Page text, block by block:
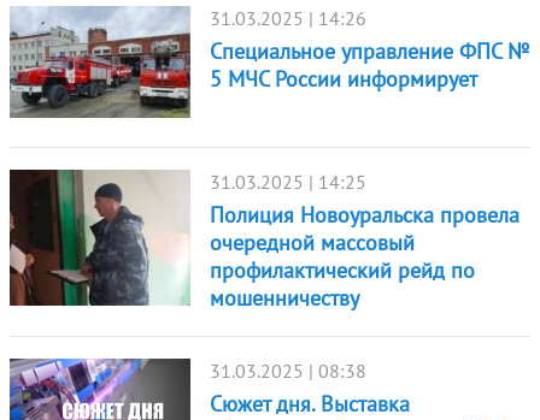
31.03.2025 | 14:26
Специальное управление ФПС №
5 МЧС России информирует
31.03.2025 | 14:25
Полиция Новоуральска провела
очередной массовый
профилактический рейд по
мошенничеству
31.03.2025 | 08:38
Сюжет дня. Выставка